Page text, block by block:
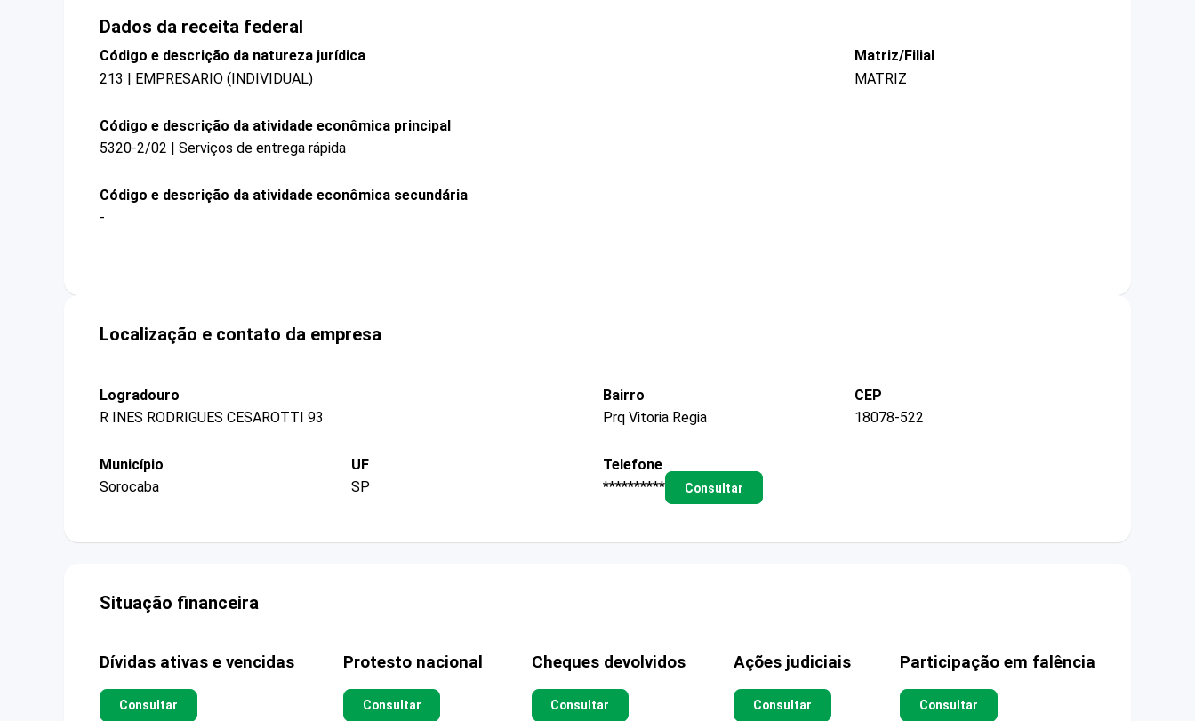
Dados da receita federal
Código e descrição da natureza jurídica
213 | EMPRESARIO (INDIVIDUAL)
Matriz/Filial
MATRIZ
Código e descrição da atividade econômica principal
5320-2/02 | Serviços de entrega rápida
Código e descrição da atividade econômica secundária
-
Localização e contato da empresa
Logradouro
R INES RODRIGUES CESAROTTI 93
Bairro
Prq Vitoria Regia
CEP
18078-522
Município
Sorocaba
UF
SP
Telefone
**********
Consultar
Situação financeira
Dívidas ativas e vencidas
Consultar
Protesto nacional
Consultar
Cheques devolvidos
Consultar
Ações judiciais
Consultar
Participação em falência
Consultar